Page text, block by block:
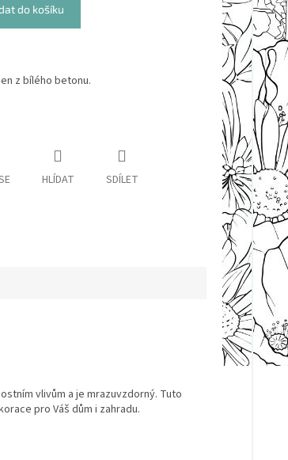
do košíku
z bílého betonu.
HLÍDAT SDÍLET
vlivům a je mrazuvzdorný. Tuto
pro Váš dům i zahradu.